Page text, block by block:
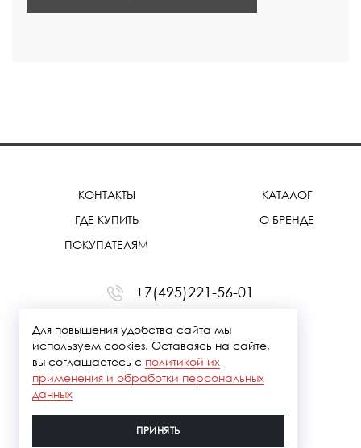
КОНТАКТЫ
ГДЕ КУПИТЬ
ПОКУПАТЕЛЯМ
КАТАЛОГ
О БРЕНДЕ
+7(495)221-56-01
office@treemmerussia.ru
Для повышения удобства сайта мы
используем cookies. Оставаясь на сайте,
вы соглашаетесь с политикой их
применения и обработки персональных
данных
ПРИНЯТЬ